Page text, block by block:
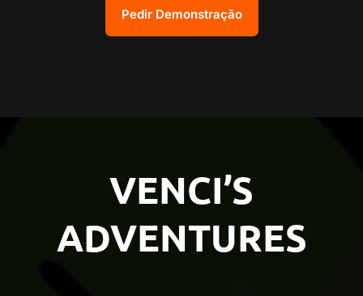
Pedir Demonstração
VENCI’S
ADVENTURES